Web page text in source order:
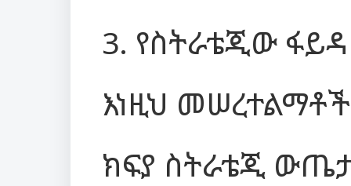
3. የስትራቴጂው ፋይዳ
እነዚህ
ክፍያ ስትራቴጂ